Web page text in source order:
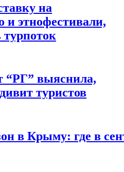
на
и этнофестивали,
“РГ” выяснила,
туристов
в Крыму: где в